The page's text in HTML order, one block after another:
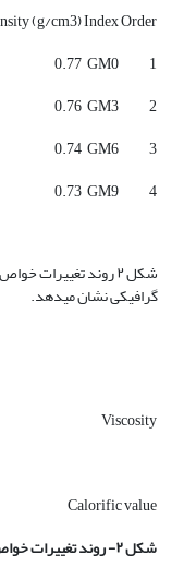
Order
Index
(g/cm3)
1
GM0
0.77
2
GM3
0.76
3
GM6
0.74
4
GM9
0.73
شکل ۲ روند تغییرات
گرافیکی نشان می­دهد.
Viscosity
Calorific value
شکل ۲- روند تغییرات خواص فیزیکی-حرارتی نمونه‌های سوخت